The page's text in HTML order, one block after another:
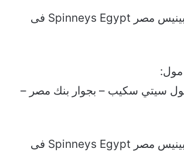
عناوين فروع سبينيس مصر Spinneys Egypt فى
سيتي سكيب – بجوار بنك مصر –
عناوين فروع سبينيس مصر Spinneys Egypt فى